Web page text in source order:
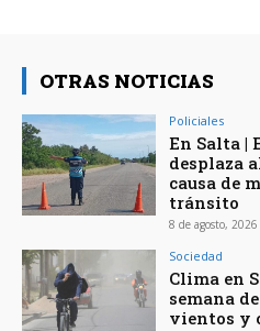
OTRAS NOTICIAS
Policiales
En Salta |
desplaza
causa de
tránsito
8 de agosto, 2026
Sociedad
Clima en
semana
vientos y